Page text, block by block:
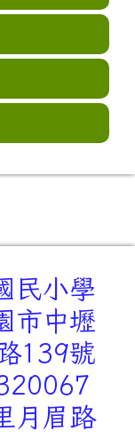
民小學
市中壢
139號
月眉路